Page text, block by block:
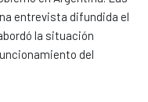
entrevista difundida el
la situación
del